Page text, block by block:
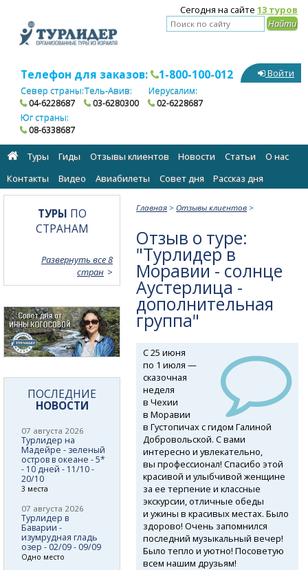
Сегодня на сайте 13 туров
Телефон для заказов: 1-800-100-012
Север страны:
04-6228687
Тель-Авив:
03-6280300
Иерусалим:
02-6228687
Юг страны:
08-6338687
Войти
Туры Гиды Отзывы клиентов Новости Статьи
О нас
Контакты
Видео Авиабилеты Cовет дня Рассказ дня
Главная > Отзывы клиентов >
Отзыв о туре:
"Турлидер в
Моравии - солнце
Аустерлица -
дополнительная
группа"
С 25 июня
по 1 июля —
сказочная
неделя
в Чехии
в Моравии
в Густопичах с гидом Галиной
Добровольской. С вами
интересно и увлекательно,
вы профессионал! Спасибо этой
красивой и улыбчивой женщине
за ее терпение и классные
экскурсии, отличные обеды
и ужины в красивых местах. Было
здорово! Очень запомнился
последний музыкальный вечер!
Было тепло и уютно! Посоветую
всем нашим друзьям!
ТУРЫ ПО
СТРАНАМ
Развернуть все 8
стран
ПОСЛЕДНИЕ
НОВОСТИ
07 августа 2026
Турлидер на
Мадейре - зеленый
остров в океане - 5*
- 10 дней - 11/10 -
20/10
3 места
07 августа 2026
Турлидер в
Баварии -
изумрудная гладь
озер - 02/09 - 09/09
Одно место